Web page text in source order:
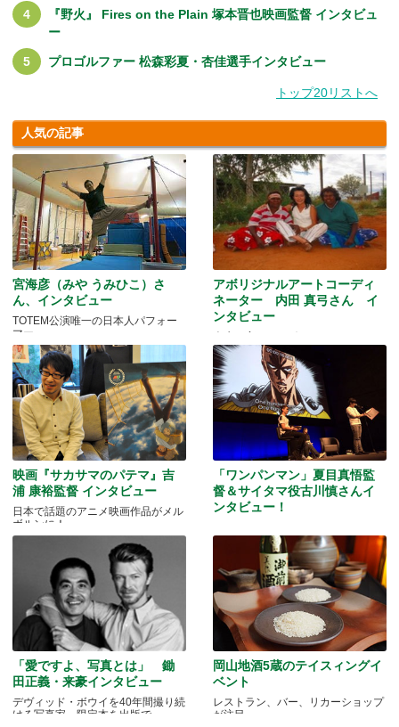
『野火』 Fires on the Plain 塚本晋也映画監督 インタビュ
ー
プロゴルファー 松森彩夏・杏佳選手インタビュー
トップ20リストへ
人気の記事
宮海彦（みや うみひこ）さ
ん、インタビュー
TOTEM公演唯一の日本人パフォー
マー
アボリジナルアートコーディ
ネーター 内田 真弓さん イ
ンタビュー
人生を変えたアボリジニ・アートと
の出会いとは…
映画『サカサマのパテマ』吉
浦 康裕監督 インタビュー
日本で話題のアニメ映画作品がメル
ボルンに！
「ワンパンマン」夏目真悟監
督＆サイタマ役古川慎さんイ
ンタビュー！
2016
「愛ですよ、写真とは」 鋤
田正義・来豪インタビュー
デヴィッド・ボウイを40年間撮り続
ける写真家、限定本を出版で
岡山地酒5蔵のテイスィングイ
ベント
レストラン、バー、リカーショップ
が注目